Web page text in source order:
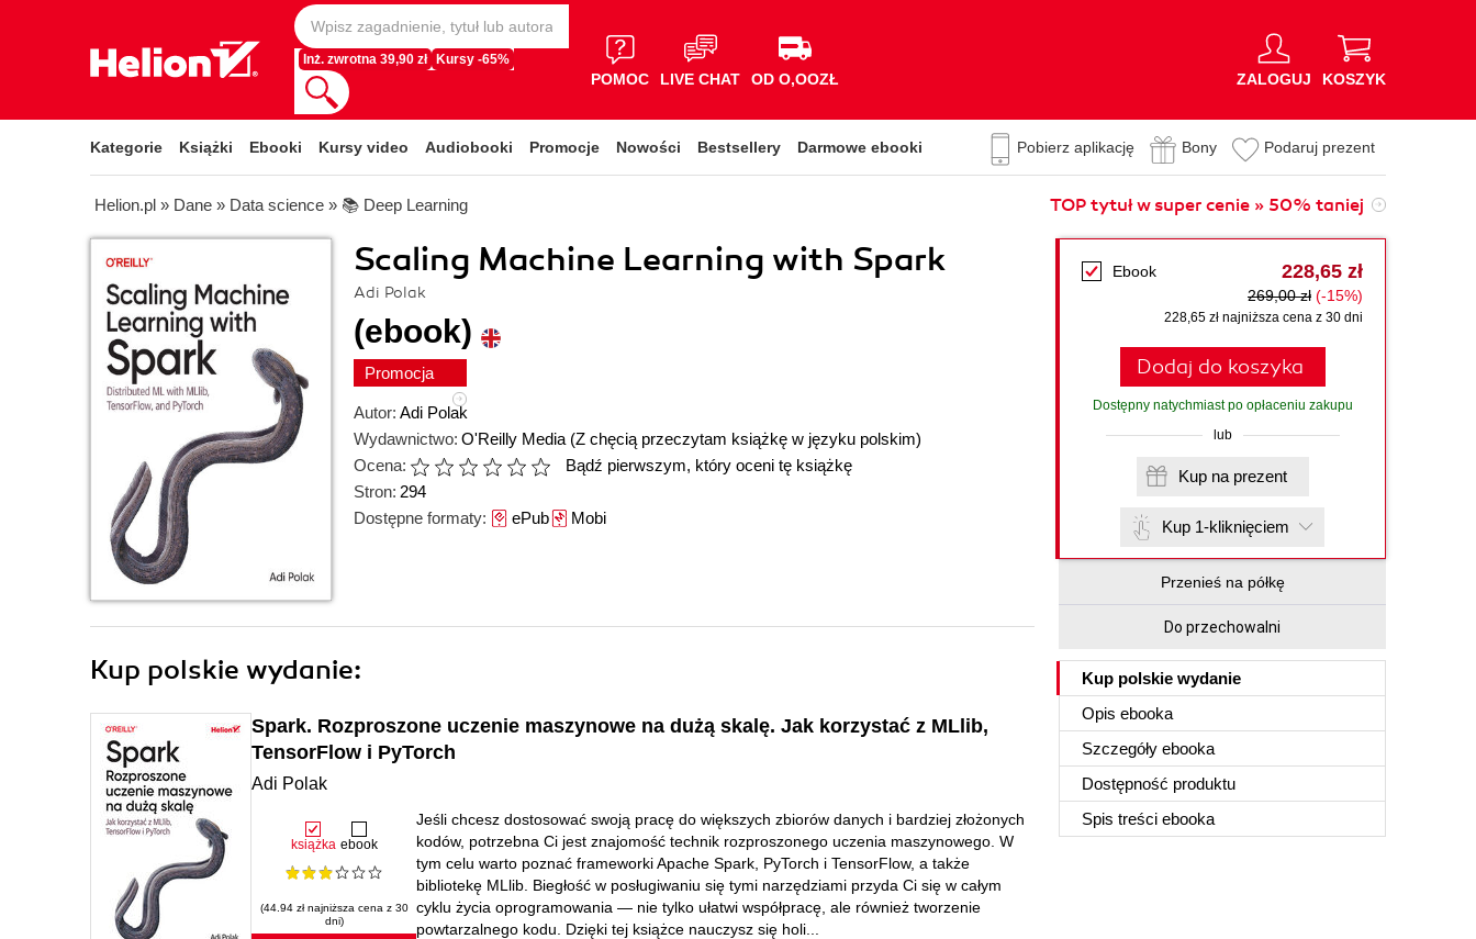
Inż. zwrotna 39,90 zł Kursy -65%
POMOC LIVE CHAT OD O,OOZŁ ZALOGUJ KOSZYK
Kategorie Książki Ebooki Kursy video Audiobooki Promocje Nowości Bestsellery Darmowe ebooki Pobierz aplikację Bony Podaruj prezent
Helion.pl » Dane » Data science » 📚 Deep Learning TOP tytuł w super cenie » 50% taniej
Scaling Machine Learning with Spark
Adi Polak
(ebook)
Promocja
Autor: Adi Polak
Wydawnictwo: O'Reilly Media (Z chęcią przeczytam książkę w języku polskim)
Ocena:
Bądź pierwszym, który oceni tę książkę
Stron: 294
Dostępne formaty: ePubMobi
Ebook 228,65 zł
269,00 zł (-15%)
228,65 zł najniższa cena z 30 dni
Dodaj do koszyka
Dostępny natychmiast po opłaceniu zakupu
lub
Kup na prezent
Kup 1-kliknięciem
Przenieś na półkę
Do przechowalni
Kup polskie wydanie
Opis ebooka
Szczegóły ebooka
Dostępność produktu
Spis treści ebooka
Kup polskie wydanie:
Spark. Rozproszone uczenie maszynowe na dużą skalę. Jak korzystać z MLlib,
TensorFlow i PyTorch
Adi Polak
książka ebook
(44.94 zł najniższa cena z 30
dni)
Jeśli chcesz dostosować swoją pracę do większych zbiorów danych i bardziej złożonych
kodów, potrzebna Ci jest znajomość technik rozproszonego uczenia maszynowego. W
tym celu warto poznać frameworki Apache Spark, PyTorch i TensorFlow, a także
bibliotekę MLlib. Biegłość w posługiwaniu się tymi narzędziami przyda Ci się w całym
cyklu życia oprogramowania ― nie tylko ułatwi współpracę, ale również tworzenie
powtarzalnego kodu. Dzięki tej książce nauczysz się holi...